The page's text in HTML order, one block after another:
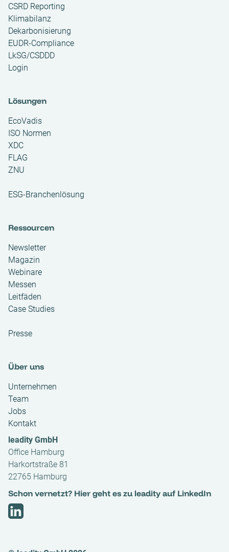
CSRD Reporting
Klimabilanz
Dekarbonisierung
EUDR-Compliance
LkSG/CSDDD
Login
Lösungen
EcoVadis
ISO Normen
XDC
FLAG
ZNU
ESG-Branchenlösung
Ressourcen
Newsletter
Magazin
Webinare
Messen
Leitfäden
Case Studies
Presse
Über uns
Unternehmen
Team
Jobs
Kontakt
leadity GmbH
Office Hamburg
Harkortstraße 81
22765 Hamburg
Schon vernetzt? Hier geht es zu leadity auf LinkedIn